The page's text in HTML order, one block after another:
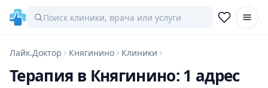
Лайк.Доктор Княгинино Клиники
Терапия в Княгинино: 1 адрес